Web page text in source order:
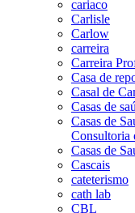
cariaco
Carlisle
Carlow
carreira
Carreira
Casa de
Casal de
Casas de
Casas de
Consultoria
Casas de
Cascais
cateterismo
cath lab
CBL